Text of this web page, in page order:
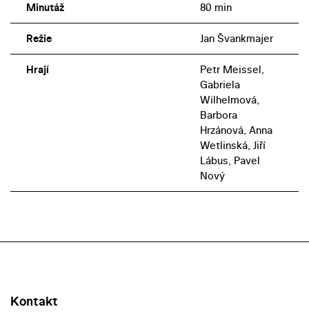
Minutáž 80 min
Režie Jan Švankmajer
Hrají
Petr Meissel,
Gabriela
Wilhelmová,
Barbora
Hrzánová, Anna
Wetlinská, Jiří
Lábus, Pavel
Nový
Kontakt